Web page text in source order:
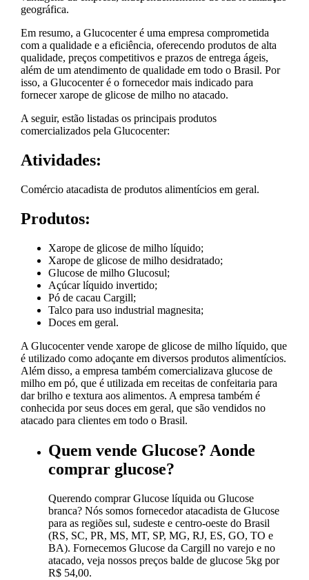
geográfica.
Em resumo, a Glucocenter é uma empresa comprometida
com a qualidade e a eficiência, oferecendo produtos de alta
qualidade, preços competitivos e prazos de entrega ágeis,
além de um atendimento de qualidade em todo o Brasil. Por
isso, a Glucocenter é o fornecedor mais indicado para
fornecer xarope de glicose de milho no atacado.
A seguir, estão listadas os principais produtos
comercializados pela Glucocenter:
Atividades:
Comércio atacadista de produtos alimentícios em geral.
Produtos:
Xarope de glicose de milho líquido;
Xarope de glicose de milho desidratado;
Glucose de milho Glucosul;
Açúcar líquido invertido;
Pó de cacau Cargill;
Talco para uso industrial magnesita;
Doces em geral.
A Glucocenter vende xarope de glicose de milho líquido, que
é utilizado como adoçante em diversos produtos alimentícios.
Além disso, a empresa também comercializava glucose de
milho em pó, que é utilizada em receitas de confeitaria para
dar brilho e textura aos alimentos. A empresa também é
conhecida por seus doces em geral, que são vendidos no
atacado para clientes em todo o Brasil.
Quem vende Glucose? Aonde
comprar glucose?
Querendo comprar Glucose líquida ou Glucose
branca? Nós somos fornecedor atacadista de Glucose
para as regiões sul, sudeste e centro-oeste do Brasil
(RS, SC, PR, MS, MT, SP, MG, RJ, ES, GO, TO e
BA). Fornecemos Glucose da Cargill no varejo e no
atacado, veja nossos preços balde de glucose 5kg por
R$ 54,00.